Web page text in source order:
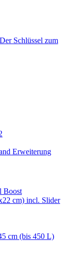
Schlüssel zum
Erweiterung
Boost
cm) incl. Slider
cm (bis 450 L)